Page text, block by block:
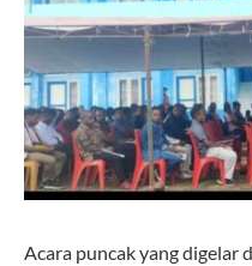
Acara puncak yang digelar